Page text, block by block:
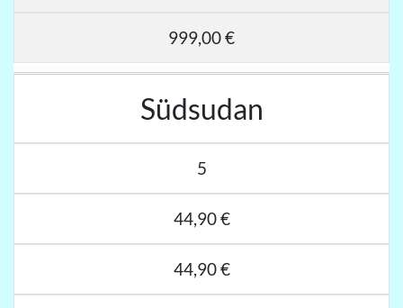
999,00 €
Südsudan
5
44,90 €
44,90 €